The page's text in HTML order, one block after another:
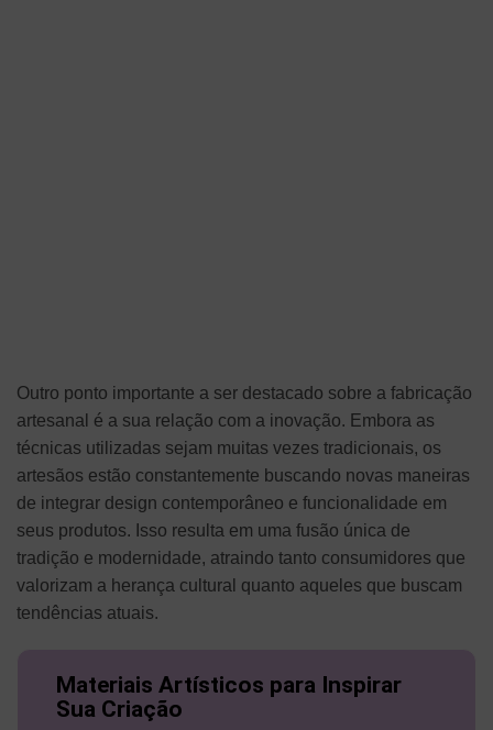
Outro ponto importante a ser destacado sobre a fabricação
artesanal é a sua relação com a inovação. Embora as
técnicas utilizadas sejam muitas vezes tradicionais, os
artesãos estão constantemente buscando novas maneiras
de integrar design contemporâneo e funcionalidade em
seus produtos. Isso resulta em uma fusão única de
tradição e modernidade, atraindo tanto consumidores que
valorizam a herança cultural quanto aqueles que buscam
tendências atuais.
Materiais Artísticos para Inspirar
Sua Criação